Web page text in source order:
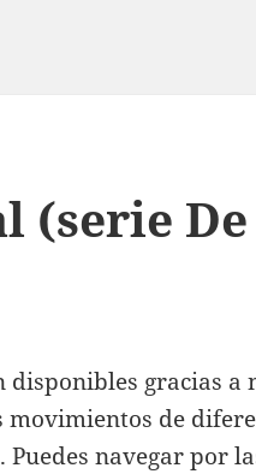
(serie De
disponibles gracias a
movimientos de
Puedes navegar por